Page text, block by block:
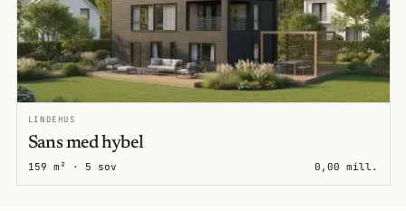
LINDEHUS
Sans med hybel
159 m² · 5 sov 0,00 mill.